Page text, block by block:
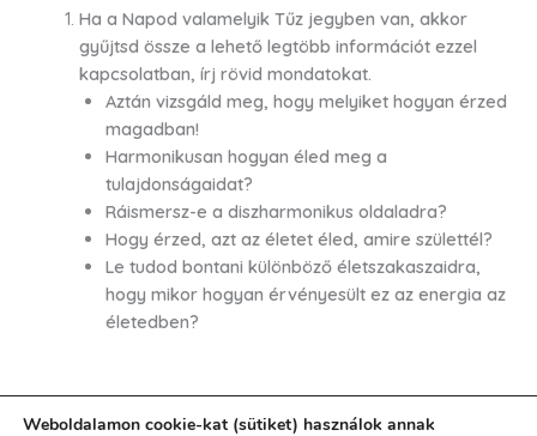
Ha a Napod valamelyik Tűz jegyben van, akkor
gyűjtsd össze a lehető legtöbb információt ezzel
kapcsolatban, írj rövid mondatokat.
Aztán vizsgáld meg, hogy melyiket hogyan érzed
magadban!
Harmonikusan hogyan éled meg a
tulajdonságaidat?
Ráismersz-e a diszharmonikus oldaladra?
Hogy érzed, azt az életet éled, amire születtél?
Le tudod bontani különböző életszakaszaidra,
hogy mikor hogyan érvényesült ez az energia az
életedben?
Weboldalamon cookie-kat (sütiket) használok annak